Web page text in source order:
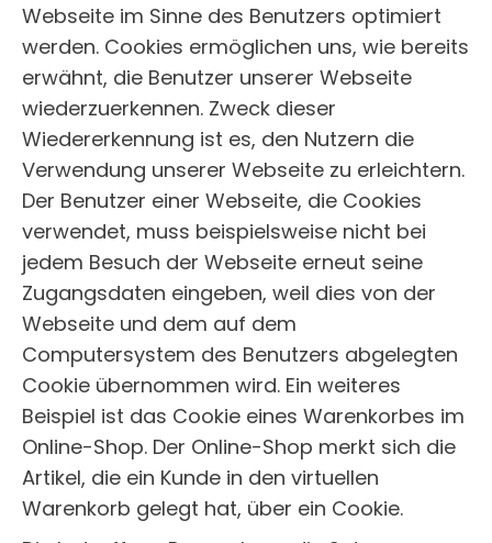
Webseite im Sinne des Benutzers optimiert
werden. Cookies ermöglichen uns, wie bereits
erwähnt, die Benutzer unserer Webseite
wiederzuerkennen. Zweck dieser
Wiedererkennung ist es, den Nutzern die
Verwendung unserer Webseite zu erleichtern.
Der Benutzer einer Webseite, die Cookies
verwendet, muss beispielsweise nicht bei
jedem Besuch der Webseite erneut seine
Zugangsdaten eingeben, weil dies von der
Webseite und dem auf dem
Computersystem des Benutzers abgelegten
Cookie übernommen wird. Ein weiteres
Beispiel ist das Cookie eines Warenkorbes im
Online-Shop. Der Online-Shop merkt sich die
Artikel, die ein Kunde in den virtuellen
Warenkorb gelegt hat, über ein Cookie.